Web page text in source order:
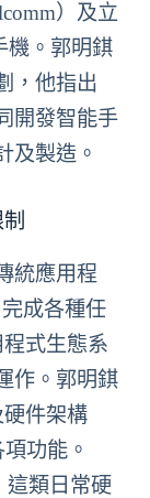
）及立
機。郭明錤
，他指出
開發智能手
及製造。
統應用程
成各種任
式生態系
作。郭明錤
件架構
功能。
這類日常硬